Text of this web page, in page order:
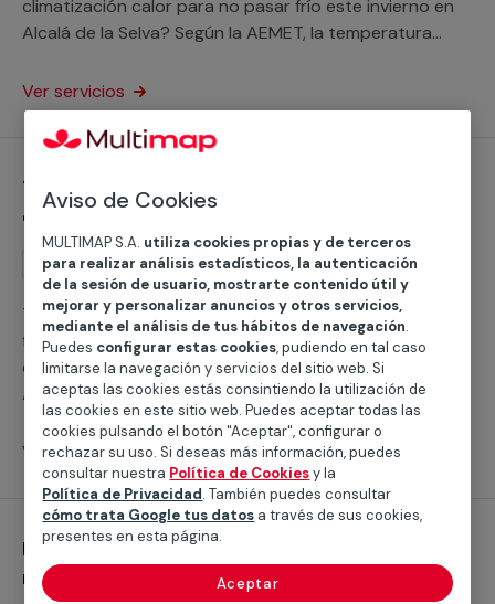
climatización calor para no pasar frío este invierno en
Alcalá de la Selva? Según la AEMET, la temperatura
20,2º, así que tal vez sería una buena ocasión para
climatizar tu hogar y mejorar tu confort. En nuestro
servicio con garantía ofrecemos profesionales
instalación de climatización calor, prestamos servicio
tanto para tu hogar como para tu establecimiento o
comunidad de vecinos.
Ver servicios
Trabajos generales y otros servicios de
climatización frío
Servicio Trabajos generales
Trabajos generales y otros servicios de climatización
frío en Alcalá de la Selva ¿Estás buscando ayuda con la
climatización frío para no pasar calor este verano en
Alcalá de la Selva? Según la AEMET, la temperatura
media en esta población aragonesa es de 31,5° entre
junio y septiembre, así que te ofrecemos la mejor
solución para que el calor te dé un respiro. En Multimap
contamos con servicios profesionales cualificados en
toda la provincia de Teruel que realizarán con garantías
cualquier instalación de sistema de aire acondicionado,
brindamos servicio tanto para tu hogar como para tu
Ver servicios
Instalación de aires acondicionados
multisplit
Aviso de Cookies
MULTIMAP S.A. utiliza cookies propias y de terceros
para realizar análisis estadísticos, la autenticación
de la sesión de usuario, mostrarte contenido útil y
mejorar y personalizar anuncios y otros servicios,
mediante el análisis de tus hábitos de navegación.
Puedes configurar estas cookies, pudiendo en tal caso
limitarse la navegación y servicios del sitio web. Si
aceptas las cookies estás consintiendo la utilización de
las cookies en este sitio web. Puedes aceptar todas las
cookies pulsando el botón "Aceptar", configurar o
rechazar su uso. Si deseas más información, puedes
consultar nuestra Política de Cookiesy la
Política de Privacidad. También puedes consultar
cómo trata Google tus datos a través de sus cookies,
presentes en esta página.
Aceptar